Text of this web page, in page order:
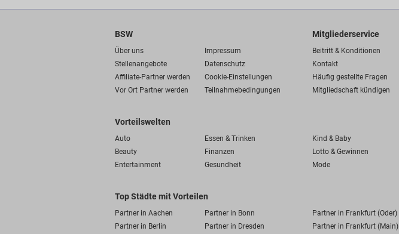
BSW
Über uns
Impressum
Stellenangebote
Datenschutz
Affiliate-Partner werden
Cookie-Einstellungen
Vor Ort Partner werden
Teilnahmebedingungen
Mitgliederservice
Beitritt & Konditionen
Kontakt
Häufig gestellte Fragen
Mitgliedschaft kündigen
Vorteilswelten
Auto Essen & Trinken Kind & Baby
Beauty
Finanzen Lotto & Gewinnen
Entertainment
Gesundheit Mode
Top Städte mit Vorteilen
Partner in Aachen Partner in Bonn Partner in Frankfurt (Oder)
Partner in Berlin
Partner in Dresden Partner in Frankfurt (Main)